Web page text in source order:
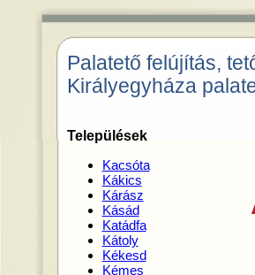
Palatető felújítás,
Királyegyháza
Települések
Kacsóta
Kákics
Kárász
Kásád
Katádfa
Kátoly
Kékesd
Kémes